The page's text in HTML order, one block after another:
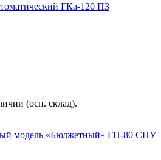
ГКа-120 ПЗ
(осн. склад).